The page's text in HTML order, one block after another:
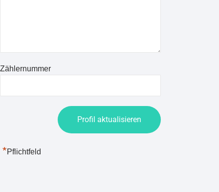
Zählernummer
*Pflichtfeld